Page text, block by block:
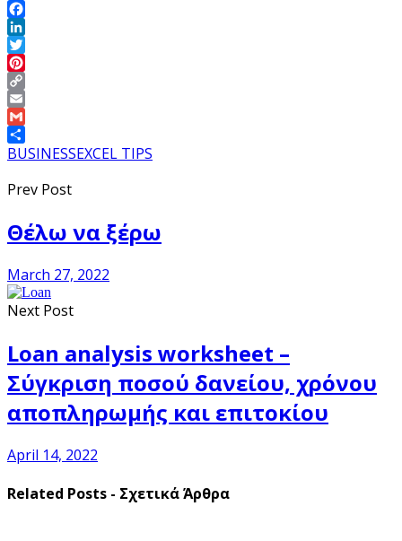
Facebook
LinkedIn
Twitter
Pinterest
Copy
Link
Email
Gmail
Share
BUSINESSEXCEL TIPS
Prev Post
Θέλω να ξέρω
March 27, 2022
Next Post
Loan analysis worksheet –
Σύγκριση ποσού δανείου, χρόνου
αποπληρωμής και επιτοκίου
April 14, 2022
Related Posts - Σχετικά Άρθρα